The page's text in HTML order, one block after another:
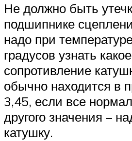
Не должно быть
подшипнике
надо при
градусов узнать какое
сопротивление
обычно находится в
3,45, если все
другого значения –
катушку.